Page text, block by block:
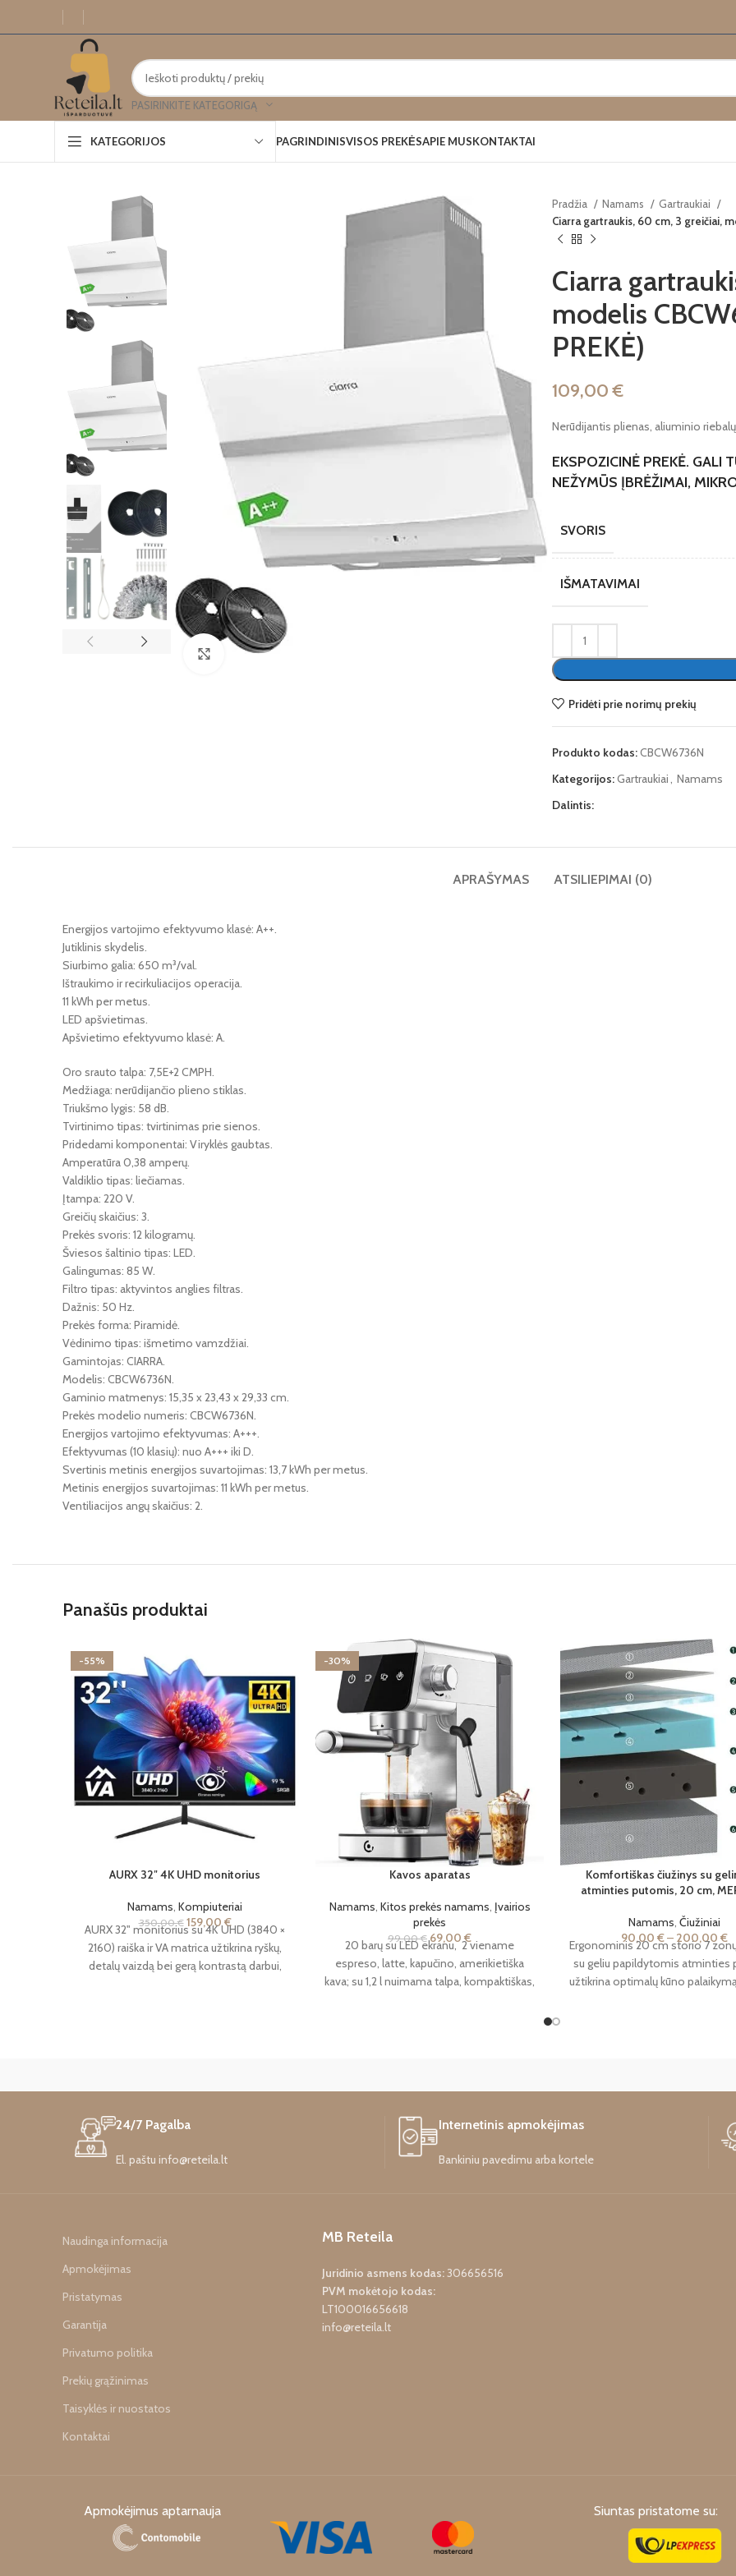
PASIRINKITE KATEGORIGĄ
KATEGORIJOS PAGRINDINISVISOS PREKĖSAPIE MUSKONTAKTAI
Paspauskite, kad padidintumėte
Pradžia Namams
Gartraukiai
Ciarra gartraukis, 60 cm, 3 greičiai,
Ciarra
modelis
PREKĖ)
109,00€
Nerūdijantis plienas, aliuminio
EKSPOZICINĖ PREKĖ. GALI
NEŽYMŪS ĮBRĖŽIMAI,
SVORIS
IŠMATAVIMAI
Pridėti prie norimų prekių
Produkto kodas:CBCW6736N
Kategorijos:Gartraukiai, Namams
Dalintis:
APRAŠYMAS ATSILIEPIMAI (0)
Energijos vartojimo efektyvumo klasė: A++.
Jutiklinis skydelis.
Siurbimo galia: 650 m³/val.
Ištraukimo ir recirkuliacijos operacija.
11 kWh per metus.
LED apšvietimas.
Apšvietimo efektyvumo klasė: A.
Oro srauto talpa: ‎7,5E+2 CMPH.
Medžiaga: nerūdijančio plieno stiklas.
Triukšmo lygis: 58 dB.
Tvirtinimo tipas: tvirtinimas prie sienos.
Pridedami komponentai: Viryklės gaubtas.
Amperatūra ‎0,38 amperų.
Valdiklio tipas: liečiamas.
Įtampa: 220 V.
Greičių skaičius: ‎3.
Prekės svoris: ‎12 kilogramų.
Šviesos šaltinio tipas: LED.
Galingumas: ‎85 W.
Filtro tipas: aktyvintos anglies filtras.
Dažnis: 50 Hz.
Prekės forma: ‎Piramidė.
Vėdinimo tipas: išmetimo vamzdžiai.
Gamintojas: ‎CIARRA.
Modelis: CBCW6736N.
Gaminio matmenys: ‎15,35 x 23,43 x 29,33 cm.
Prekės modelio numeris: ‎CBCW6736N.
Energijos vartojimo efektyvumas: ‎A+++.
Efektyvumas (10 klasių): nuo A+++ iki D.
Svertinis metinis energijos suvartojimas: ‎13,7 kWh per metus.
Metinis energijos suvartojimas: ‎11 kWh per metus.
Ventiliacijos angų skaičius: ‎2.
Panašūs produktai
-55%
AURX 32″ 4K UHD monitorius
Namams, Kompiuteriai
350,00€ 159,00€
AURX 32" monitorius su 4K UHD (3840 ×
2160) raiška ir VA matrica užtikrina ryškų,
detalų vaizdą bei gerą kontrastą darbui,
-30%
Kavos aparatas
Namams, Kitos prekės namams, Įvairios
prekės
99,00€ 69,00€
20 barų su LED ekranu, 2 viename
espreso, latte, kapučino, amerikietiška
kava; su 1,2 l nuimama talpa, kompaktiškas,
Komfortiškas čiužinys su
atminties putomis, 20 cm,
Namams, Čiužiniai
90,00 €– 200,00 €
Ergonominis 20 cm storio 7
su geliu papildytomis atminties
užtikrina optimalų kūno
komfortą ir pritaikymą
24/7 Pagalba
El. paštu info@reteila.lt
Internetinis apmokėjimas
Bankiniu pavedimu arba kortele
Naudinga informacija
Apmokėjimas
Pristatymas
Garantija
Privatumo politika
Prekių grąžinimas
Taisyklės ir nuostatos
Kontaktai
MB Reteila
Juridinio asmens kodas:306656516
PVM mokėtojo kodas:
LT100016656618
info@reteila.lt
Apmokėjimus aptarnauja Siuntas pristatome su: